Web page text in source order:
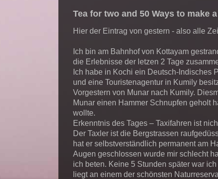
Tea for two and 50 Ways to make
Hier der Eintrag von gestern - also alle
Ich bin am Bahnhof von Kottayam
die Erlebnisse der letzen 2 Tage
Ich habe in Kochi ein Deutsch-Indisches
und eine Touristenagentur in Kumily
Vorgestern von Munar nach Kumily.
Munar einen Hammer Schnupfen geholt
wollte.
Erkenntnis des Tages – Taxifahren ist
Der Taxler ist die Bergstrassen
hat er selbstverständlich permanent am
Augen geschlossen wurde mir schlecht
ich beten. Keine 5 Stunden später war
liegt an einem der schönsten